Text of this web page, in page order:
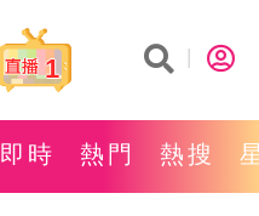
1
即時 熱門 熱搜